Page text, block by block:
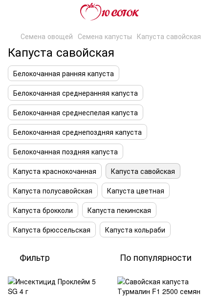
Семена овощей Семена капусты Капуста савойская
Капуста савойская
Белокочанная ранняя капуста
Белокочанная среднеранняя капуста
Белокочанная среднеспелая капуста
Белокочанная среднепоздняя капуста
Белокочанная поздняя капуста
Капуста краснокочанная
Капуста савойская
Капуста полусавойская
Капуста цветная
Капуста брокколи
Капуста пекинская
Капуста брюссельская
Капуста кольраби
Фильтр По популярности